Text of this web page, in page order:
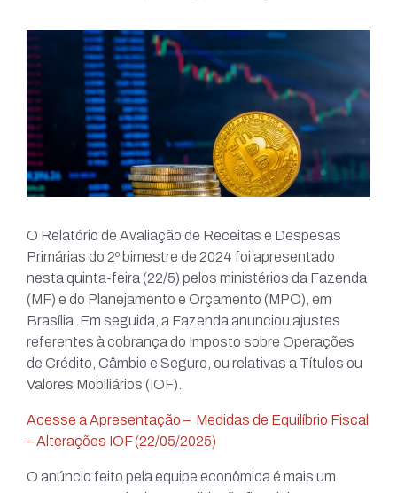
O Relatório de Avaliação de Receitas e Despesas
Primárias do 2º bimestre de 2024 foi apresentado
nesta quinta-feira (22/5) pelos ministérios da Fazenda
(MF) e do Planejamento e Orçamento (MPO), em
Brasília. Em seguida, a Fazenda anunciou ajustes
referentes à cobrança do Imposto sobre Operações
de Crédito, Câmbio e Seguro, ou relativas a Títulos ou
Valores Mobiliários (IOF).
Acesse a Apresentação – Medidas de Equilíbrio Fiscal
– Alterações IOF (22/05/2025)
O anúncio feito pela equipe econômica é mais um